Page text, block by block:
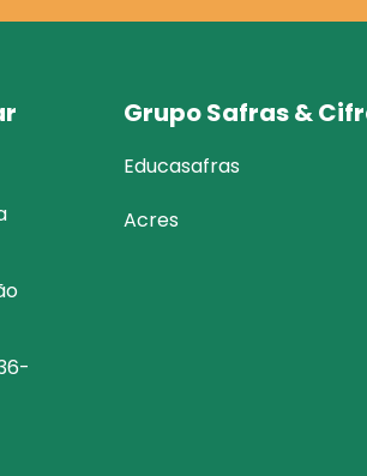
Grupo Safras &
Educasafras
Acres